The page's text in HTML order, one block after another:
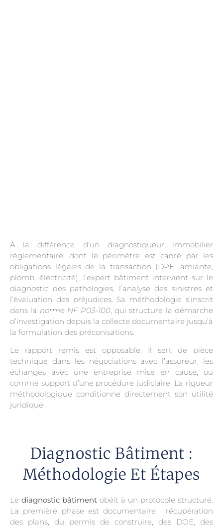
À la différence d’un diagnostiqueur immobilier
réglementaire, dont le périmètre est cadré par les
obligations légales de la transaction (DPE, amiante,
plomb, électricité), l’expert bâtiment intervient sur le
diagnostic des pathologies, l’analyse des sinistres et
l’évaluation des préjudices. Sa méthodologie s’inscrit
dans la norme NF P03-100, qui structure la démarche
d’investigation depuis la collecte documentaire jusqu’à
la formulation des préconisations.
Le rapport remis est opposable. Il sert de pièce
technique dans les négociations avec l’assureur, les
échanges avec une entreprise mise en cause, ou
comme support d’une procédure judiciaire. La rigueur
méthodologique conditionne directement son utilité
juridique.
Diagnostic Bâtiment :
Méthodologie Et Étapes
Le diagnostic bâtiment obéit à un protocole structuré.
La première phase est documentaire : récupération
des plans, du permis de construire, des DOE, des